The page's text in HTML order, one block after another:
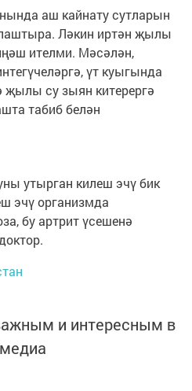
аш кайнату сутларын
Ләкин иртән җылы
ителми. Мәсәлән,
үт куыгында
җылы су зыян китерергә
табиб белән
утырган килеш эчү бик
эчү организмда
бу артрит үсешенә
и интересным в